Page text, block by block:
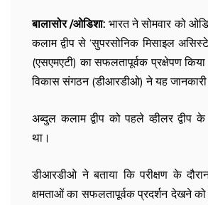
बालासोर /ओडिशा: भारत ने सोमवार को
कलाम द्वीप से ‘सुपरसोनिक मिसाइल
(एसएमएटी) का सफलतापूर्वक प्रक्षेपण
विकास संगठन (डीआरडीओ) ने यह जानकारी
अब्दुल कलाम द्वीप को पहले व्हीलर द्वीप
था।
डीआरडीओ ने बताया कि परीक्षण के
क्षमताओं का सफलतापूर्वक प्रदर्शन देखने